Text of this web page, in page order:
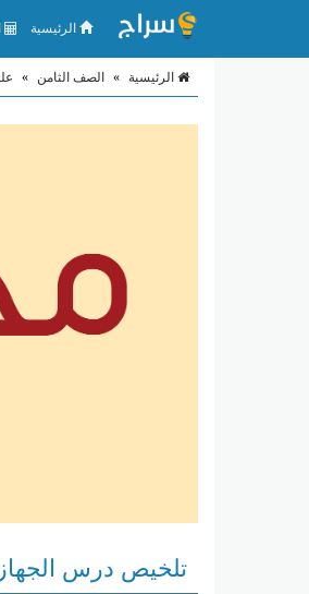
الرئيسية
الرئيسية » الصف الثامن »
تلخيص درس الجهاز